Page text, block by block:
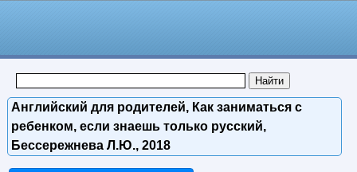
Английский для родителей, Как заниматься с
ребенком, если знаешь только русский,
Бессережнева Л.Ю., 2018